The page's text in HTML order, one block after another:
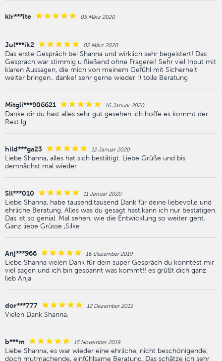
kir***ite 05 März 2020
Jul***ik2 02 März 2020
Das erste Gespräch bei Shanna und wirklich sehr begeistert! Das
Gespräch war stimmig u fließend ohne Fragerei! Sehr viel Input mit
klaren Aussagen, die mich von meinem Gefühl mit Sicherheit
weiter bringen.. danke! sehr gerne wieder ;) tolle Beratung
Mitgli***906621 16 Januar 2020
Danke dir du hast alles sehr gut gesehen ich hoffe es kommt der
Rest lg
hild***ga23 12 Januar 2020
Liebe Shanna, alles hat sich bestätigt. Liebe Grüße und bis
demnächst mal wieder
Sil***010 11 Januar 2020
Liebe Shanna, habe tausend,tausend Dank für deine liebevolle und
ehrliche Beratung. Alles was du gesagt hast,kann ich nur bestätigen.
Das ist so genial. Mal sehen, wie die Entwicklung so weiter geht.
Ganz liebe Grüsse ,Silke
Anj***966 16 Dezember 2019
Liebe Shanna vielen Dank für dein super Gespräch du konntest mir
viel sagen und ich bin gespannt was kommt!! es grüßt dich ganz
lieb Anja
dor***777 12 Dezember 2019
Vielen Dank Shanna.
b***m 15 November 2019
Liebe Shanna, es war wieder eine ehrliche, nicht beschönigende,
doch mutmachende, einfühlsame Beratung. Das schätze ich sehr